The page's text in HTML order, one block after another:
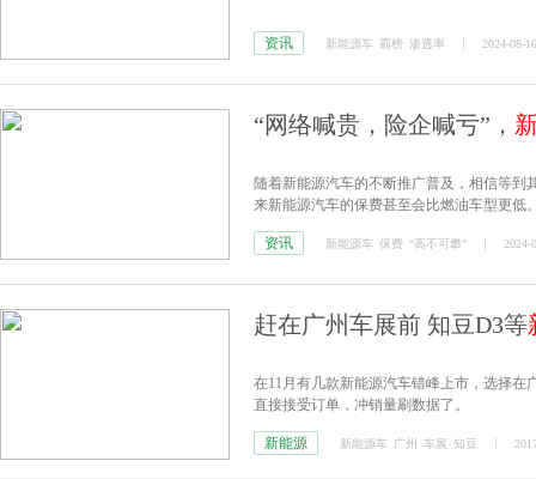
资讯 新能源车 霸榜 渗透率 2024-08-
“网络喊贵，险企喊亏”，
随着新能源汽车的不断推广普及，相信等
来新能源汽车的保费甚至会比燃油车型更低
资讯 新能源车 保费 “高不可攀” 2024-
赶在广州车展前 知豆D3等
在11月有几款新能源汽车错峰上市，选择
直接接受订单，冲销量刷数据了。
新能源 新能源车 广州 车展 知豆